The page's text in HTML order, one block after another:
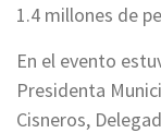
1.4 millones de
En el evento
Presidenta
Cisneros,